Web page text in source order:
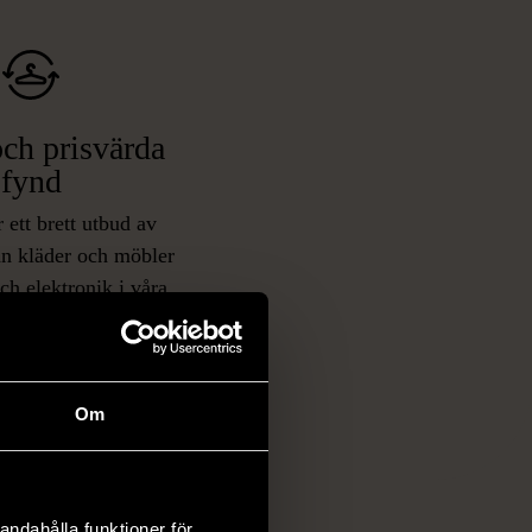
Om
prisvärda
fynd
ett brett utbud av
kläder och möbler
elektronik i våra
chansen att hitta
föremål som
vanliga butiker.